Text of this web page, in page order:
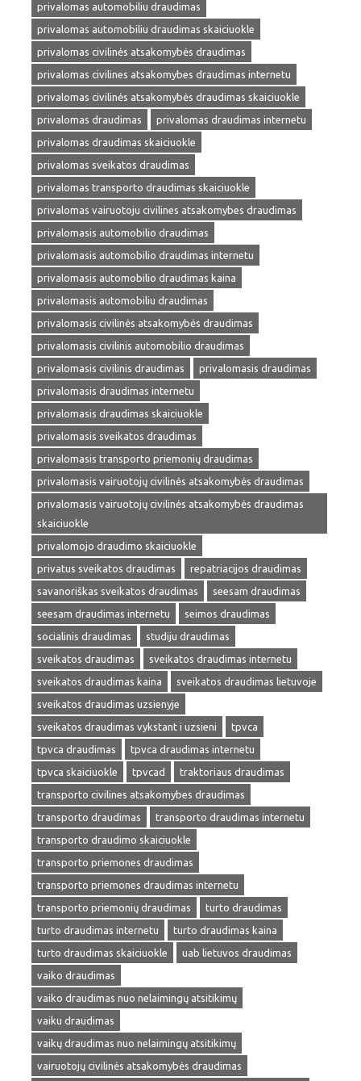
privalomas automobiliu draudimas
privalomas automobiliu draudimas skaiciuokle
privalomas civilinės atsakomybės draudimas
privalomas civilines atsakomybes draudimas internetu
privalomas civilinės atsakomybės draudimas skaiciuokle
privalomas draudimas
privalomas draudimas internetu
privalomas draudimas skaiciuokle
privalomas sveikatos draudimas
privalomas transporto draudimas skaiciuokle
privalomas vairuotoju civilines atsakomybes draudimas
privalomasis automobilio draudimas
privalomasis automobilio draudimas internetu
privalomasis automobilio draudimas kaina
privalomasis automobiliu draudimas
privalomasis civilinės atsakomybės draudimas
privalomasis civilinis automobilio draudimas
privalomasis civilinis draudimas
privalomasis draudimas
privalomasis draudimas internetu
privalomasis draudimas skaiciuokle
privalomasis sveikatos draudimas
privalomasis transporto priemonių draudimas
privalomasis vairuotojų civilinės atsakomybės draudimas
privalomasis vairuotojų civilinės atsakomybės draudimas
skaiciuokle
privalomojo draudimo skaiciuokle
privatus sveikatos draudimas
repatriacijos draudimas
savanoriškas sveikatos draudimas
seesam draudimas
seesam draudimas internetu
seimos draudimas
socialinis draudimas
studiju draudimas
sveikatos draudimas
sveikatos draudimas internetu
sveikatos draudimas kaina
sveikatos draudimas lietuvoje
sveikatos draudimas uzsienyje
sveikatos draudimas vykstant i uzsieni
tpvca
tpvca draudimas
tpvca draudimas internetu
tpvca skaiciuokle
tpvcad
traktoriaus draudimas
transporto civilines atsakomybes draudimas
transporto draudimas
transporto draudimas internetu
transporto draudimo skaiciuokle
transporto priemones draudimas
transporto priemones draudimas internetu
transporto priemonių draudimas
turto draudimas
turto draudimas internetu
turto draudimas kaina
turto draudimas skaiciuokle
uab lietuvos draudimas
vaiko draudimas
vaiko draudimas nuo nelaimingų atsitikimų
vaiku draudimas
vaikų draudimas nuo nelaimingų atsitikimų
vairuotojų civilinės atsakomybės draudimas